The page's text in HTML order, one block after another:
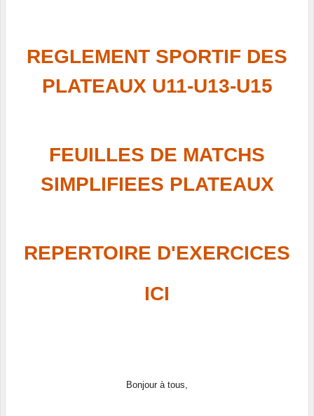
REGLEMENT SPORTIF DES
PLATEAUX U11-U13-U15
FEUILLES DE MATCHS
SIMPLIFIEES PLATEAUX
REPERTOIRE D'EXERCICES
ICI
Bonjour à tous,